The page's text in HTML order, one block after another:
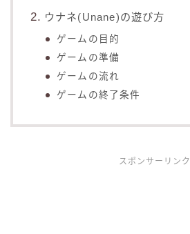
ウナネ(Unane)の遊び方
ゲームの目的
ゲームの準備
ゲームの流れ
ゲームの終了条件
スポンサーリンク